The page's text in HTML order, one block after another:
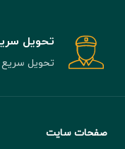
تحویل
تحویل
صفحات سایت